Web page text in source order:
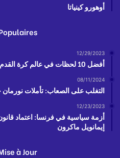
أوهورو كينياتا
12/29/2023
أفضل 10 لحظات في عالم كرة القدم في صور لعام 2023
08/11/2024
التغلب على الصعاب: تأملات
12/23/2023
أزمة سياسية في فرنسا: اعتماد
إيمانويل ماكرون
à Jour